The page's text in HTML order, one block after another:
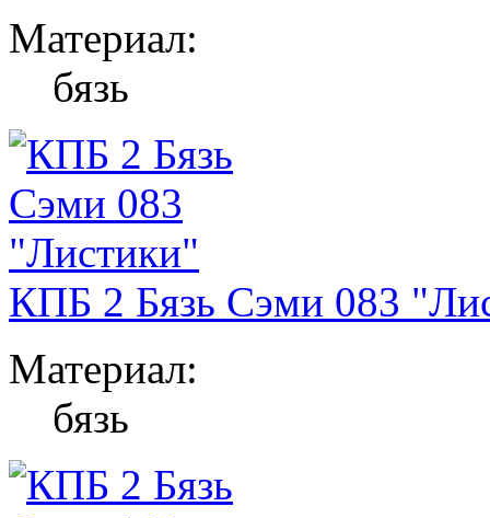
Материал:
бязь
КПБ 2 Бязь Сэми 083
Материал:
бязь